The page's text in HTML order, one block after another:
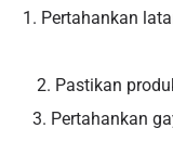
1. Pertahankan
2. Pastikan
3. Pertahankan